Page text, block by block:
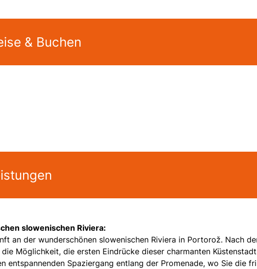
& Buchen
slowenischen Riviera:
an der wunderschönen slowenischen Riviera in Portorož. Nach
die Möglichkeit, die ersten Eindrücke dieser charmanten
entspannenden Spaziergang entlang der Promenade, wo Sie die